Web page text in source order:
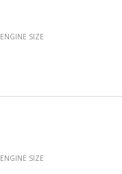
ENGINE SIZE
ENGINE SIZE